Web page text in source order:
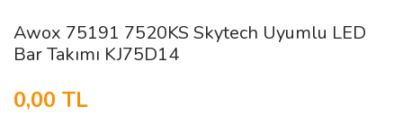
Awox 75191 7520KS Skytech Uyumlu LED
Bar Takımı KJ75D14
0,00 TL